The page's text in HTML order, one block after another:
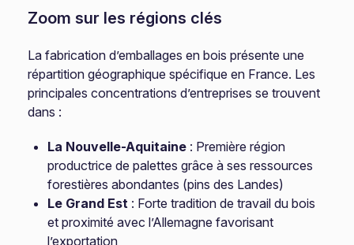
Zoom sur les régions clés
La fabrication d’emballages en bois présente une
répartition géographique spécifique en France. Les
principales concentrations d’entreprises se trouvent
dans :
La Nouvelle-Aquitaine : Première région
productrice de palettes grâce à ses ressources
forestières abondantes (pins des Landes)
Le Grand Est : Forte tradition de travail du bois
et proximité avec l’Allemagne favorisant
l’exportation